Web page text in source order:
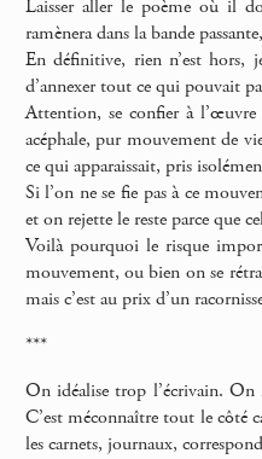
Laisser aller le poème où il
ramènera dans la bande
En définitive, rien n’est hors,
d’annexer tout ce qui pouvait
Attention, se confier à
acéphale, pur mouvement de
ce qui apparaissait, pris
Si l’on ne se fie pas à ce
et on rejette le reste parce que
Voilà pourquoi le risque
mouvement, ou bien on se
mais c’est au prix d’un
***
On idéalise trop l’écrivain. On
C’est méconnaître tout le côté
les carnets, journaux,